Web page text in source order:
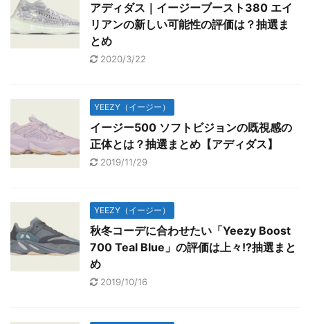
アディダス｜イージーブースト380 エイ
リアンの新しい可能性の評価は？抽選ま
とめ
2020/3/22
YEEZY（イージー）
イージー500 ソフトビジョンの既視感の
正体とは？抽選まとめ【アディダス】
2019/11/29
YEEZY（イージー）
秋冬コーデに合わせたい「Yeezy Boost
700 Teal Blue」の評価は上々!?抽選まと
め
2019/10/16